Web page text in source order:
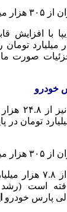
صورت
زیان
پارس خودرو